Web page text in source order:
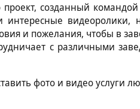
созданный командой
интересные
и пожелания, чтобы в
с различными
фото и видео услуги